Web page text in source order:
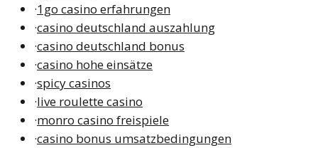
·1go casino erfahrungen
·casino deutschland auszahlung
·casino deutschland bonus
·casino hohe einsätze
·spicy casinos
·live roulette casino
·monro casino freispiele
·casino bonus umsatzbedingungen